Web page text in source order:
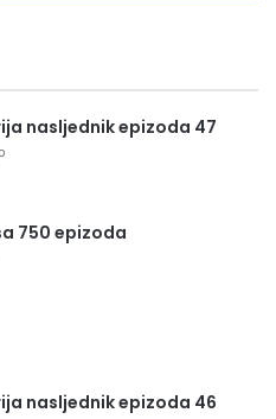
nasljednik epizoda 47
750 epizoda
nasljednik epizoda 46